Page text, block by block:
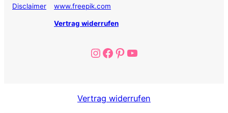
Disclaimer www.freepik.com
Vertrag widerrufen
Instagram
Facebook
Pinterest
YouTube
Vertrag widerrufen